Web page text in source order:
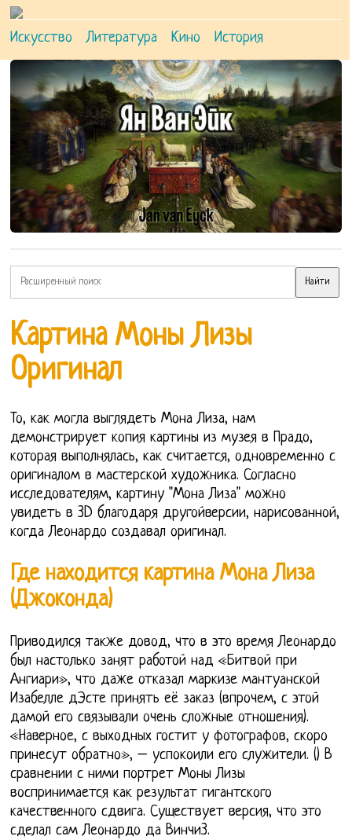
Искусство Литература Кино История
Картина Моны Лизы
Оригинал
То, как могла выглядеть Мона Лиза, нам
демонстрирует копия картины из музея в Прадо,
которая выполнялась, как считается, одновременно с
оригиналом в мастерской художника. Согласно
исследователям, картину "Мона Лиза" можно
увидеть в 3D благодаря другойверсии, нарисованной,
когда Леонардо создавал оригинал.
Где находится картина Мона Лиза
(Джоконда)
Приводился также довод, что в это время Леонардо
был настолько занят работой над «Битвой при
Ангиари», что даже отказал маркизе мантуанской
Изабелле дЭсте принять её заказ (впрочем, с этой
дамой его связывали очень сложные отношения).
«Наверное, с выходных гостит у фотографов, скоро
принесут обратно», – успокоили его служители. () В
сравнении с ними портрет Моны Лизы
воспринимается как результат гигантского
качественного сдвига. Существует версия, что это
сделал сам Леонардо да Винчи3.